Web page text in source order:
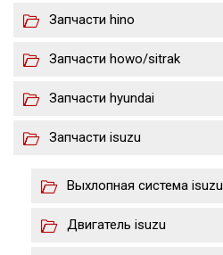
Запчасти hino
Запчасти howo/sitrak
Запчасти hyundai
Запчасти isuzu
Выхлопная система isuzu
Двигатель isuzu